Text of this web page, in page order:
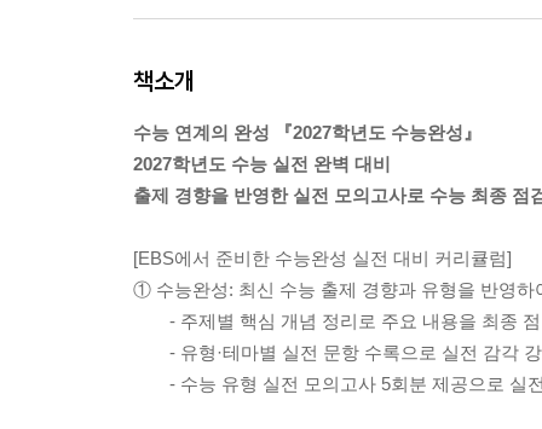
책소개
수능 연계의 완성 『2027학년도 수능완성』
2027학년도 수능 실전 완벽 대비
출제 경향을 반영한 실전 모의고사로 수능 최종 점
[EBS에서 준비한 수능완성 실전 대비 커리큘럼]
① 수능완성: 최신 수능 출제 경향과 유형을 반영
- 주제별 핵심 개념 정리로 주요 내용을 최종
- 유형·테마별 실전 문항 수록으로 실전 감각
- 수능 유형 실전 모의고사 5회분 제공으로 실